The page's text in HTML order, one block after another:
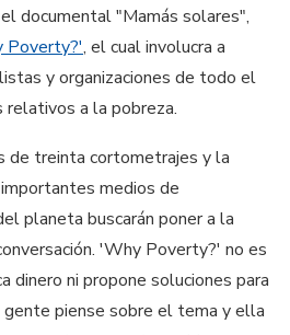
documental "Mamás solares",
Poverty?', el cual involucra a
y organizaciones de todo el
a la pobreza.
de treinta cortometrajes y la
medios de
planeta buscarán poner a la
'Why Poverty?' no es
dinero ni propone soluciones para
gente piense sobre el tema y ella